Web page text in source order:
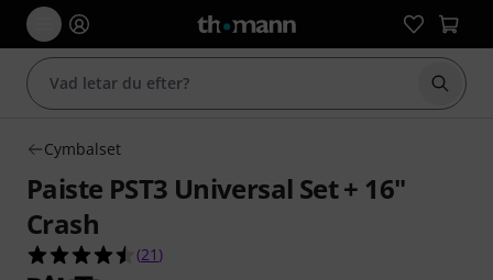
Börja
Cymbalset
Paiste PST3 Universal Set + 16"
Crash
4.5 av 5 stjärnor från 21 kundbetyg
(21 )